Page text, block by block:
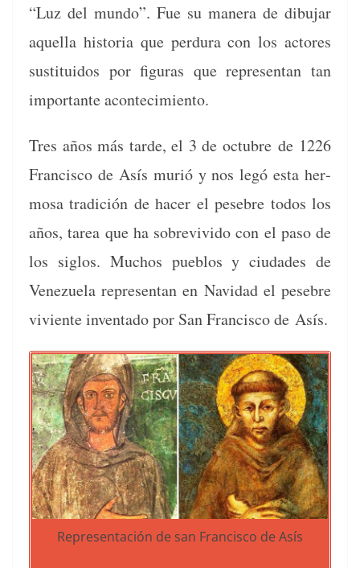
“Luz del mun­do”. Fue su man­era de dibu­jar
aque­l­la his­to­ria que per­du­ra con los actores
susti­tu­i­dos por fig­uras que rep­re­sen­tan tan
impor­tante acontecimiento.
Tres años más tarde, el 3 de octubre de 1226
Fran­cis­co de Asís murió y nos legó esta her­
mosa tradi­ción de hac­er el pese­bre todos los
años, tarea que ha sobre­vivi­do con el paso de
los sig­los. Muchos pueb­los y ciu­dades de
Venezuela rep­re­sen­tan en Navi­dad el pese­bre
viviente inven­ta­do por San Fran­cis­co de Asís.
Rep­re­sentación de san Fran­cis­co de Asís